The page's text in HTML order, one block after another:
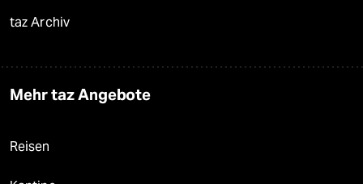
taz Archiv
Mehr taz Angebote
Reisen